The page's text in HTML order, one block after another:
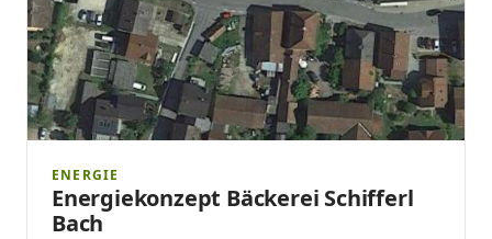
ENERGIE
Energiekonzept Bäckerei Schifferl
Bach